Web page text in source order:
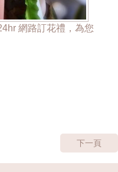
網路訂花禮，為您
分偏遠區域無法送
下一頁